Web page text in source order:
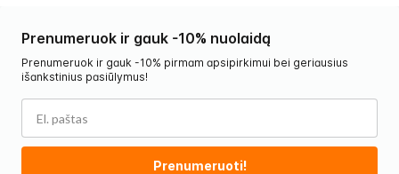
Prenumeruok ir gauk -10% nuolaidą
Prenumeruok ir gauk -10% pirmam apsipirkimui bei geriausius
išankstinius pasiūlymus!
Prenumeruoti!